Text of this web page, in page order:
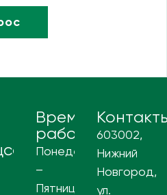
Время
работы
Понедельник
–
Пятница
603002,
Нижний
Новгород,
ул.